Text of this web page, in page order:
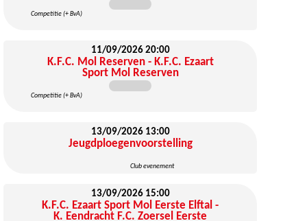
Competitie (+ BvA)
11/09/2026 20:00
K.F.C. Mol Reserven - K.F.C. Ezaart
Sport Mol Reserven
Competitie (+ BvA)
13/09/2026 13:00
Jeugdploegenvoorstelling
Club evenement
13/09/2026 15:00
K.F.C. Ezaart Sport Mol Eerste Elftal -
K. Eendracht F.C. Zoersel Eerste